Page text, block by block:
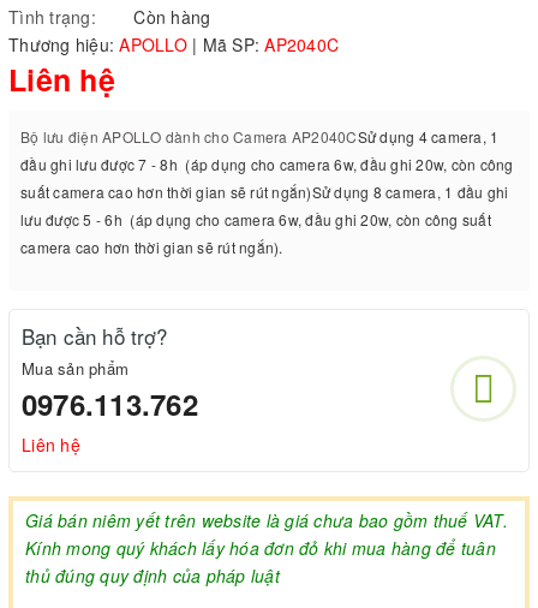
Tình trạng:
Còn hàng
Thương hiệu:APOLLO | Mã SP:AP2040C
Liên hệ
Bộ lưu điện APOLLO dành cho Camera AP2040CSử dụng 4 camera, 1
đầu ghi lưu được 7 - 8h (áp dụng cho camera 6w, đầu ghi 20w, còn công
suất camera cao hơn thời gian sẽ rút ngắn)Sử dụng 8 camera, 1 đầu ghi
lưu được 5 - 6h (áp dụng cho camera 6w, đầu ghi 20w, còn công suất
camera cao hơn thời gian sẽ rút ngắn).
Bạn cần hỗ trợ?
Mua sản phẩm
0976.113.762
Liên hệ
Giá bán niêm yết trên website là giá chưa bao gồm thuế VAT.
Kính mong quý khách lấy hóa đơn đỏ khi mua hàng để tuân
thủ đúng quy định của pháp luật